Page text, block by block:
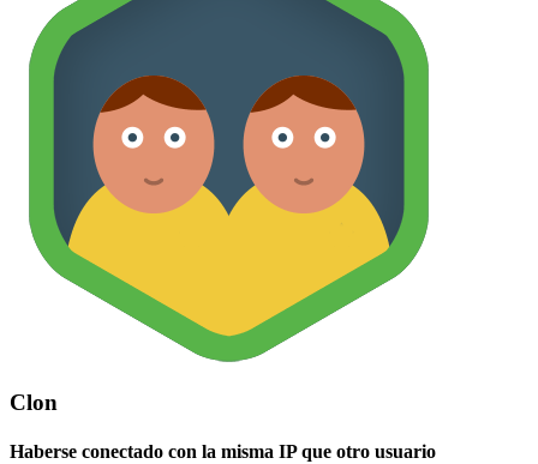
Clon
Haberse conectado con la misma IP que otro usuario